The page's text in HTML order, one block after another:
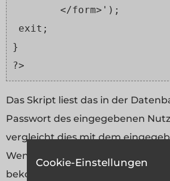
</form>');
exit;
}
?>
Das Skript liest das in der
Passwort des eingegebenen
vergleicht dies mit dem
Wenn die Informationen
bekommt der User einen Cookie
Cookie-Einstellungen